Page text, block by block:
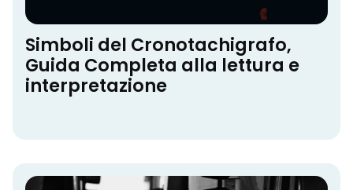
Simboli del Cronotachigrafo,
Guida Completa alla lettura e
interpretazione